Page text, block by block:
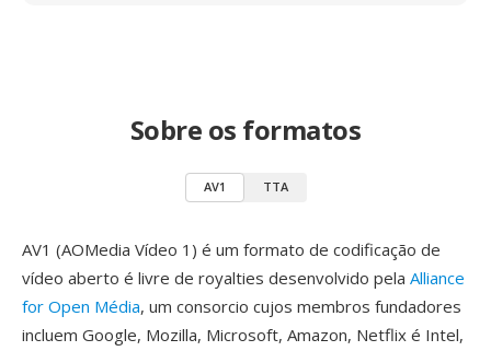
Sobre os formatos
AV1 TTA
AV1 (AOMedia Vídeo 1) é um formato de codificação de
vídeo aberto é livre de royalties desenvolvido pela Alliance
for Open Média, um consorcio cujos membros fundadores
incluem Google, Mozilla, Microsoft, Amazon, Netflix é Intel,